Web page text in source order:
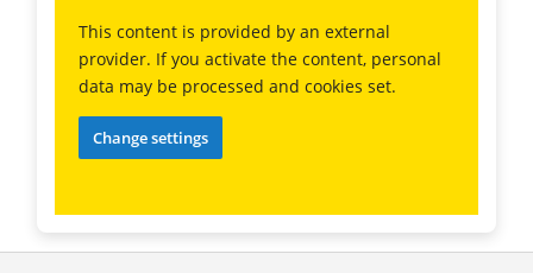
This content is provided by an external
provider. If you activate the content, personal
data may be processed and cookies set.
Change settings